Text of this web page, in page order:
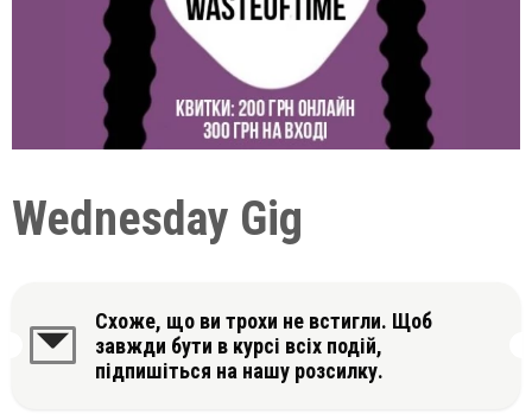
Wednesday Gig
Схоже, що ви трохи не встигли. Щоб
завжди бути в курсі всіх подій,
підпишіться на нашу розсилку.